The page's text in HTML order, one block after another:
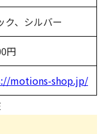
ク、シルバー
円
motions-shop.jp/